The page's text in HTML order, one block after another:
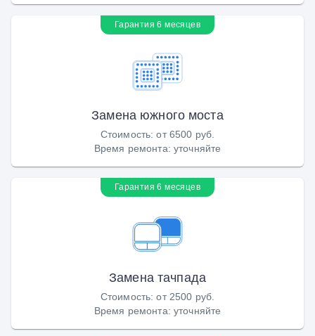
Гарантия 6 месяцев
Замена южного моста
Стоимость:от 6500 руб.
Время ремонта: уточняйте
Гарантия 6 месяцев
Замена тачпада
Стоимость:от 2500 руб.
Время ремонта: уточняйте